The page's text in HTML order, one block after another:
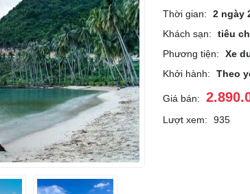
Thời gian:
2 ngày
Khách sạn:
tiêu
Phương tiện:
Xe
Khởi hành:
Theo
Giá bán:
Lượt xem: 935